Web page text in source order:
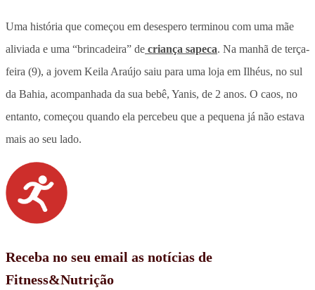
Uma história que começou em desespero terminou com uma mãe
aliviada e uma “brincadeira” de criança sapeca. Na manhã de terça-
feira (9), a jovem Keila Araújo saiu para uma loja em Ilhéus, no sul
da Bahia, acompanhada da sua bebê, Yanis, de 2 anos. O caos, no
entanto, começou quando ela percebeu que a pequena já não estava
mais ao seu lado.
Receba no seu email as notícias de
Fitness&Nutrição